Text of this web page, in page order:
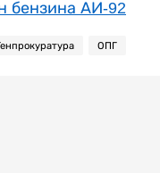
бензина АИ-92
ОПГ